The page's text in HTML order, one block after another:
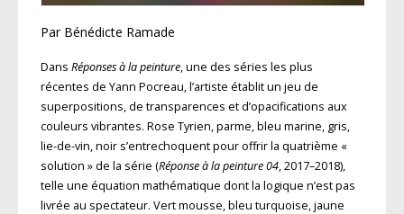
Par Bénédicte Ramade
Dans Réponses à la peinture, une des séries les plus
récentes de Yann Pocreau, l’artiste établit un jeu de
superpositions, de transparences et d’opacifications aux
couleurs vibrantes. Rose Tyrien, parme, bleu marine, gris,
lie-de-vin, noir s’entrechoquent pour offrir la quatrième «
solution » de la série (Réponse à la peinture 04, 2017–2018),
telle une équation mathématique dont la logique n’est pas
livrée au spectateur. Vert mousse, bleu turquoise, jaune